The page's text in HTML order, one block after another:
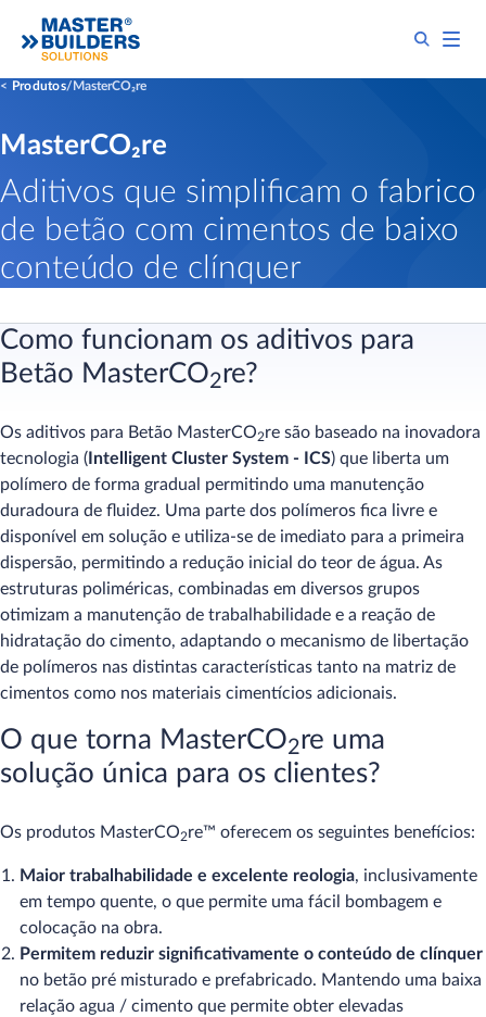
Produtos MasterCO₂re
MasterCO₂re
Aditivos que simplificam o fabrico
de betão com cimentos de baixo
conteúdo de clínquer
Como funcionam os aditivos para
Betão MasterCO2re?
Os aditivos para Betão MasterCO2re são baseado na inovadora
tecnologia ( Intelligent Cluster System - ICS) que liberta um
polímero de forma gradual permitindo uma manutenção
duradoura de fluidez. Uma parte dos polímeros fica livre e
disponível em solução e utiliza-se de imediato para a primeira
dispersão, permitindo a redução inicial do teor de água. As
estruturas poliméricas, combinadas em diversos grupos
otimizam a manutenção de trabalhabilidade e a reação de
hidratação do cimento, adaptando o mecanismo de libertação
de polímeros nas distintas características tanto na matriz de
cimentos como nos materiais cimentícios adicionais.
O que torna MasterCO2re uma
solução única para os clientes?
Os produtos MasterCO2re™ oferecem os seguintes benefícios:
Maior trabalhabilidade e excelente reologia, inclusivamente
em tempo quente, o que permite uma fácil bombagem e
colocação na obra.
Permitem reduzir significativamente o conteúdo de clínquer
no betão pré misturado e prefabricado. Mantendo uma baixa
relação agua / cimento que permite obter elevadas